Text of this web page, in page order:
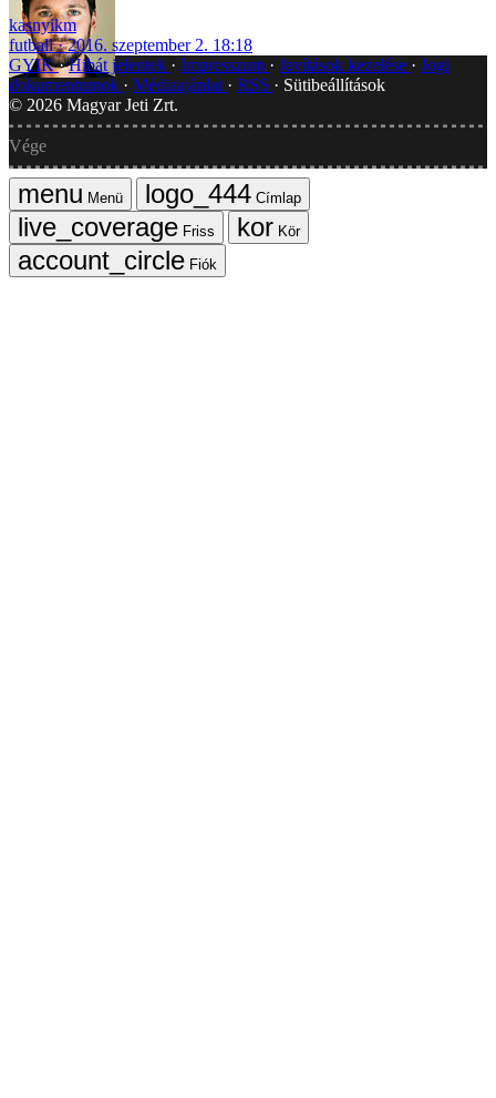
kasnyikm
futball
2016. szeptember 2. 18:18
GYIK Hibát jelentek Impresszum Javítások kezelése
Jogi
dokumentumok
Médiaajánlat RSS
Sütibeállítások
© 2026 Magyar Jeti Zrt.
Vége
Menü
Címlap
Friss
Kör
Fiók